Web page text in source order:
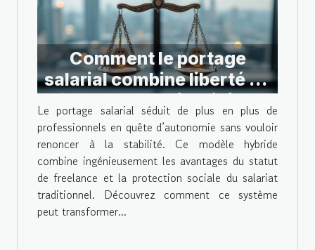
Comment le portage
salarial combine liberté de
freelance et sécurité du
salariat
Le portage salarial séduit de plus en plus de
professionnels en quête d’autonomie sans vouloir
renoncer à la stabilité. Ce modèle hybride
combine ingénieusement les avantages du statut
de freelance et la protection sociale du salariat
traditionnel. Découvrez comment ce système
peut transformer...